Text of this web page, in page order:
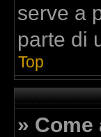
serve a
parte di
Top
»